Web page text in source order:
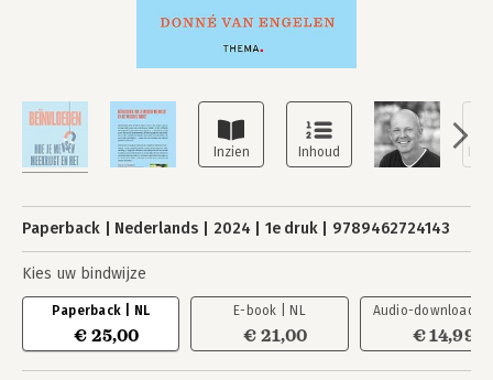
Paperback Nederlands 2024 1e druk 9789462724143
Kies uw bindwijze
Paperback | NL
€ 25,00
E-book | NL
€ 21,00
Audio-download |
€ 14,99